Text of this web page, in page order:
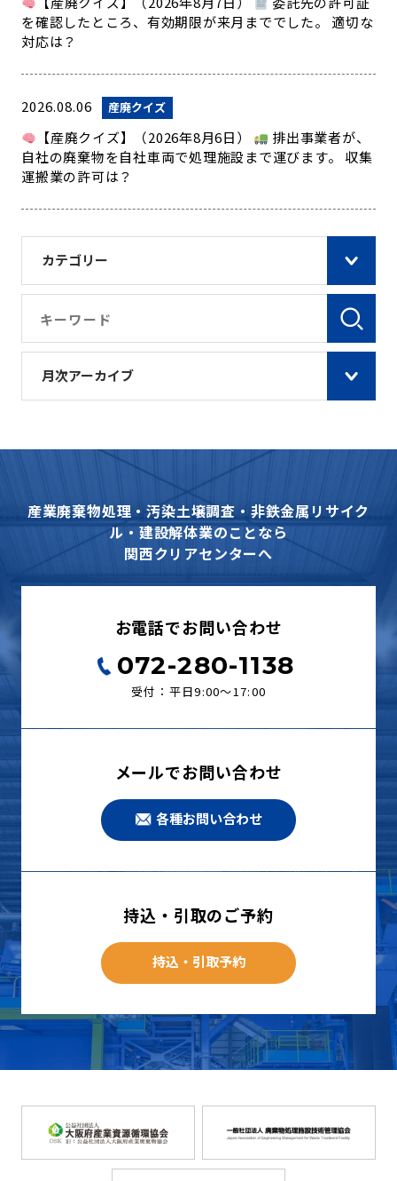
カテゴリー
月次アーカイブ
を確認したところ、有効期限が来月まででした。 適切な
対応は？
2026.08.06 産廃クイズ
【産廃クイズ】（2026年8月6日）
排出事業者が、
自社の廃棄物を自社車両で処理施設まで運びます。 収集
運搬業の許可は？
産業廃棄物処理・汚染土壌調査・非鉄金属リサイク
ル・建設解体業のことなら
関西クリアセンターへ
お電話でお問い合わせ
072-280-1138
受付：平日9:00〜17:00
メールでお問い合わせ
各種お問い合わせ
持込・引取のご予約
持込・引取予約